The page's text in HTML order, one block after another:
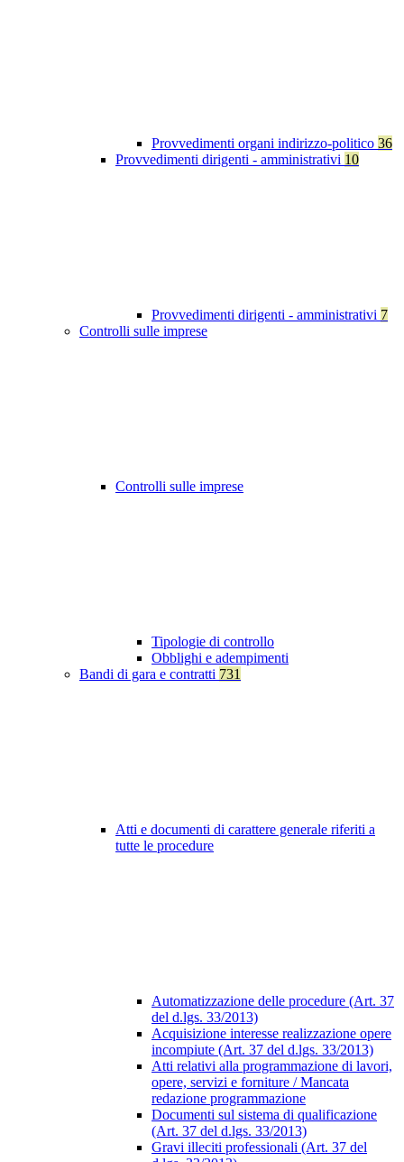
Provvedimenti organi indirizzo-politico 36
Provvedimenti dirigenti - amministrativi 10
Provvedimenti dirigenti - amministrativi 7
Controlli sulle imprese
Controlli sulle imprese
Tipologie di controllo
Obblighi e adempimenti
Bandi di gara e contratti 731
Atti e documenti di carattere generale riferiti a
tutte le procedure
Automatizzazione delle procedure (Art. 37
del d.lgs. 33/2013)
Acquisizione interesse realizzazione opere
incompiute (Art. 37 del d.lgs. 33/2013)
Atti relativi alla programmazione di lavori,
opere, servizi e forniture / Mancata
redazione programmazione
Documenti sul sistema di qualificazione
(Art. 37 del d.lgs. 33/2013)
Gravi illeciti professionali (Art. 37 del